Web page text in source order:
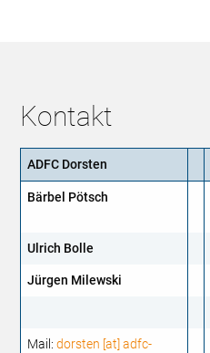
Kontakt
ADFC Dorsten
Bärbel Pötsch
Ulrich Bolle
Jürgen Milewski
Mail:dorsten [at] adfc-